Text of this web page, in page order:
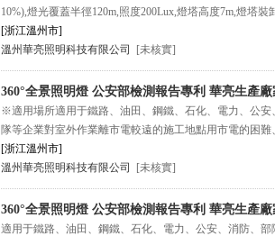
10%),燈光覆蓋半徑120m,照度200Lux,燈塔高度7m,燈塔裝
[浙江溫州市]
溫州華亮照明科技有限公司
[未核實]
360°全景照明燈 公安部檢測報告專利 華亮生產廠
※適用場所適用于鐵路、油田、鋼鐵、石化、電力、公安
隊等企業對室外作業離市電較遠的施工地點用市電的困難
[浙江溫州市]
溫州華亮照明科技有限公司
[未核實]
360°全景照明燈 公安部檢測報告專利 華亮生產廠
適用于鐵路、油田、鋼鐵、石化、電力、公安、消防、部